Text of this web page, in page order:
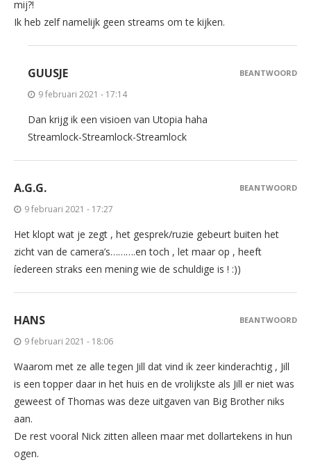
mij?!
Ik heb zelf namelijk geen streams om te kijken.
GUUSJE
9 februari 2021 - 17:14
Dan krijg ik een visioen van Utopia haha
Streamlock-Streamlock-Streamlock
BEANTWOORD
A.G.G.
9 februari 2021 - 17:27
Het klopt wat je zegt , het gesprek/ruzie gebeurt buiten het
zicht van de camera’s……….en toch , let maar op , heeft
íedereen straks een mening wie de schuldige is ! :))
BEANTWOORD
HANS
9 februari 2021 - 18:06
Waarom met ze alle tegen Jill dat vind ik zeer kinderachtig , Jill
is een topper daar in het huis en de vrolijkste als Jill er niet was
geweest of Thomas was deze uitgaven van Big Brother niks
aan.
De rest vooral Nick zitten alleen maar met dollartekens in hun
ogen.
BEANTWOORD